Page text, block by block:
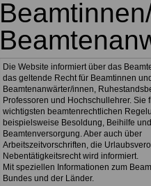
Die Website informiert über das
das geltende Recht für Beamtinnen
Beamtenanwärter/innen,
Professoren und Hochschullehrer. Sie
wichtigsten beamtenrechtlichen
beispielsweise Besoldung, Beihilfe und
Beamtenversorgung. Aber auch über
Arbeitszeitvorschriften, die
Nebentätigkeitsrecht wird informiert.
Mit speziellen Informationen zum
Bundes und der Länder.